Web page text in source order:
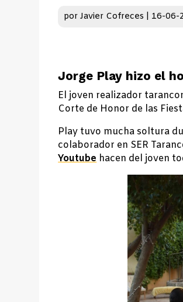
porJavier Cofreces 16-06-
Jorge Play hizo el
El joven realizador
Corte de Honor de las
Play tuvo mucha soltura
colaborador en SER
Youtubehacen del joven